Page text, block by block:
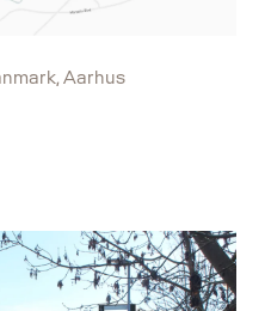
Aarhus